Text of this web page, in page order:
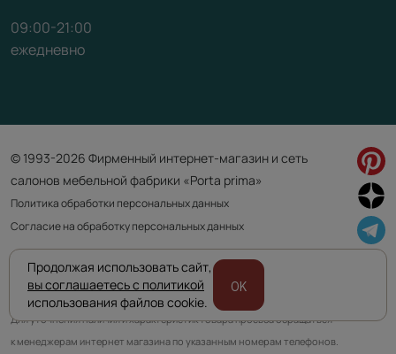
09:00-21:00
ежедневно
© 1993-2026 Фирменный интернет-магазин и сеть
салонов мебельной фабрики «Porta prima»
Политика обработки персональных данных
Согласие на обработку персональных данных
Приведенная на сайте информация не является публичной офертой
и носит информационно ознакомительный характер.
Для уточнения наличия и характеристик товара просьба обращаться
к менеджерам интернет магазина по указанным номерам телефонов.
Продолжая использовать сайт,
вы соглашаетесь с политикой
использования файлов cookie.
OK